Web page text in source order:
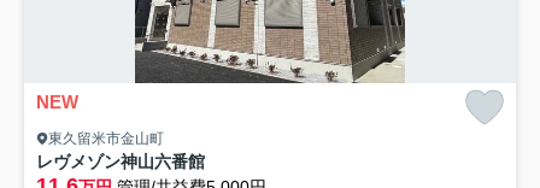
NEW
東久留米市金山町
レヴメゾン神山六番館